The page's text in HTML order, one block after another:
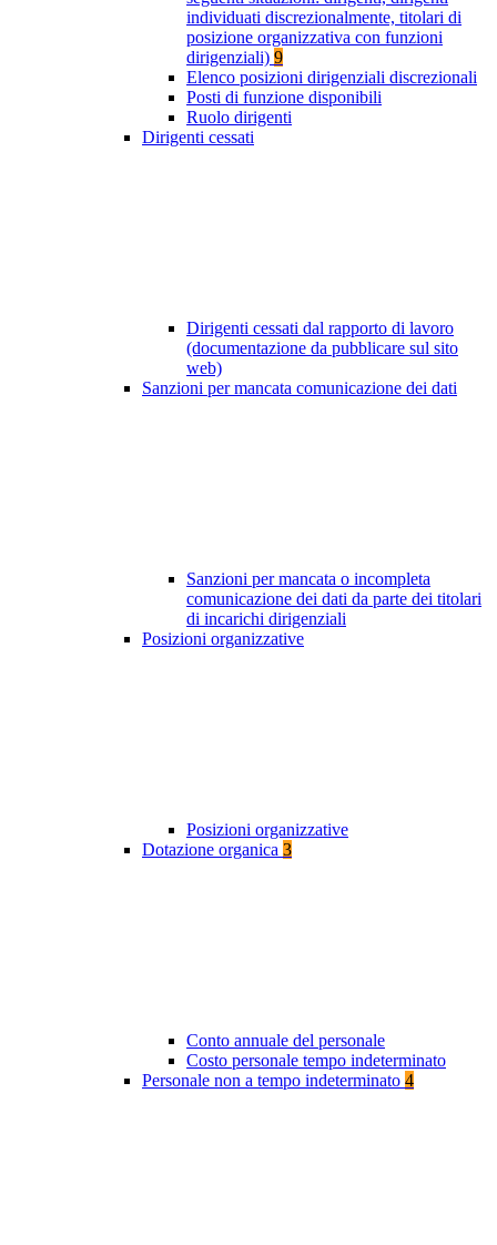
individuati discrezionalmente, titolari di
posizione organizzativa con funzioni
dirigenziali) 9
Elenco posizioni dirigenziali discrezionali
Posti di funzione disponibili
Ruolo dirigenti
Dirigenti cessati
Dirigenti cessati dal rapporto di lavoro
(documentazione da pubblicare sul sito
web)
Sanzioni per mancata comunicazione dei dati
Sanzioni per mancata o incompleta
comunicazione dei dati da parte dei titolari
di incarichi dirigenziali
Posizioni organizzative
Posizioni organizzative
Dotazione organica 3
Conto annuale del personale
Costo personale tempo indeterminato
Personale non a tempo indeterminato 4